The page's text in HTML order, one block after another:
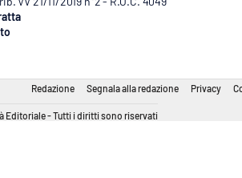
Redazione Segnala alla redazione Privacy
Editoriale - Tutti i diritti sono riservati